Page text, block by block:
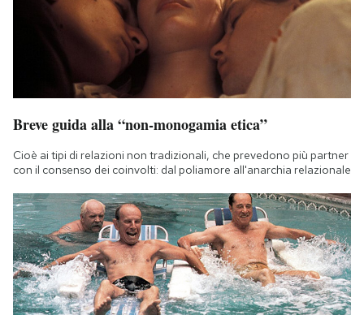
Breve guida alla “non-monogamia etica”
Cioè ai tipi di relazioni non tradizionali, che prevedono più partner
con il consenso dei coinvolti: dal poliamore all'anarchia relazionale